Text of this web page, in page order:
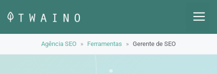
para
o
Agência SEO » Ferramentas » Gerente de SEO